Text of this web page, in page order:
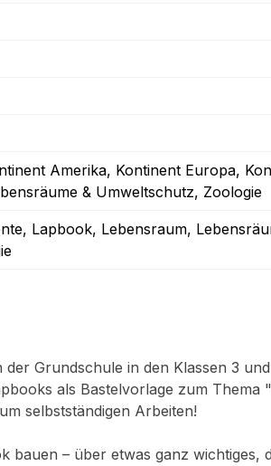
Amerika, Kontinent Europa,
& Umweltschutz, Zoologie
, Lapbook, Lebensraum,
Grundschule in den Klassen 3
als Bastelvorlage zum Thema
selbstständigen Arbeiten!
bauen – über etwas ganz wichtiges,